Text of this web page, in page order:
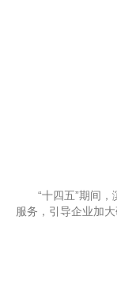
“十四五”期间，滨
服务，引导企业加